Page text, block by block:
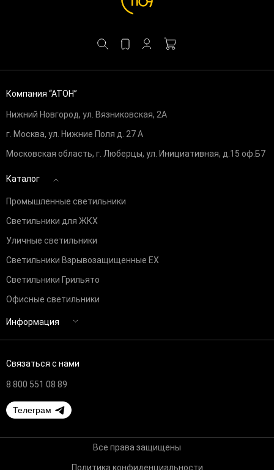
Компания “АТОН”
Нижний Новгород, ул. Вязниковская, 2А
г. Москва, ул. Нижние Поля д. 27 А
Московская область, г. Люберцы, ул. Инициативная, д.15 оф.Б7
Каталог
Промышленные светильники
Светильники для ЖКХ
Уличные светильники
Светильники Взрывозащищенные EX
Светильники Грильято
Офисные светильники
Информация
Связаться с нами
8 800 551 08 89
Телеграм
Все права защищены
Политика конфиденциальности